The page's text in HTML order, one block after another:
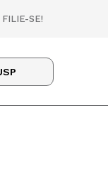
FILIE-SE!